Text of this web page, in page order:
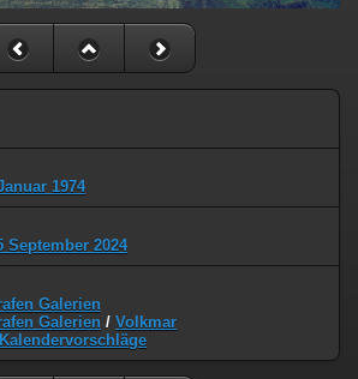
1974
September 2024
Galerien
Galerien / Volkmar